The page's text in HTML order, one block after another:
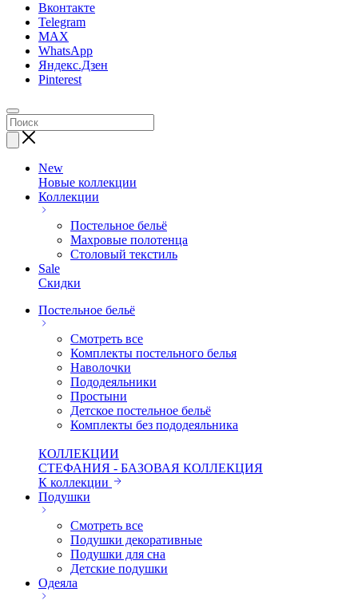
Вконтакте
Telegram
MAX
WhatsApp
Яндекс.Дзен
Pinterest
New
Новые коллекции
Коллекции
Постельное бельё
Махровые полотенца
Столовый текстиль
Sale
Скидки
Постельное бельё
Смотреть все
Комплекты постельного белья
Наволочки
Пододеяльники
Простыни
Детское постельное бельё
Комплекты без пододеяльника
КОЛЛЕКЦИИ
СТЕФАНИЯ - БАЗОВАЯ КОЛЛЕКЦИЯ
К коллекции
Подушки
Смотреть все
Подушки декоративные
Подушки для сна
Детские подушки
Одеяла